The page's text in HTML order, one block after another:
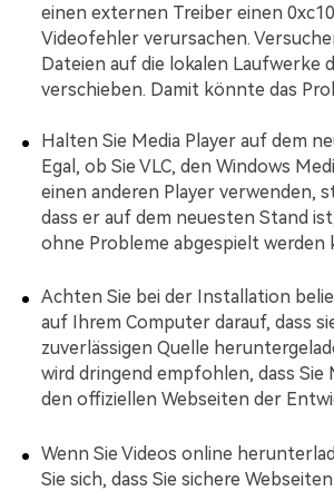
einen externen Treiber einen
Videofehler verursachen.
Dateien auf die lokalen Laufwerke
verschieben. Damit könnte das
Halten Sie Media Player auf dem
Egal, ob Sie VLC, den Windows
einen anderen Player verwenden,
dass er auf dem neuesten Stand
ohne Probleme abgespielt werden
Achten Sie bei der Installation
auf Ihrem Computer darauf, dass
zuverlässigen Quelle
wird dringend empfohlen, dass Sie
den offiziellen Webseiten der
Wenn Sie Videos online
Sie sich, dass Sie sichere